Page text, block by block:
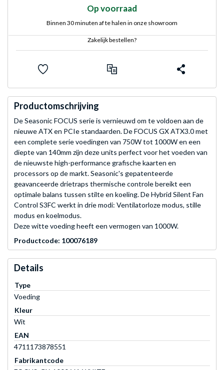
Op voorraad
Binnen 30 minuten af te halen in onze showroom
Zakelijk bestellen?
Productomschrijving
De Seasonic FOCUS serie is vernieuwd om te voldoen aan de
nieuwe ATX en PCIe standaarden. De FOCUS GX ATX3.0 met
een complete serie voedingen van 750W tot 1000W en een
diepte van 140mm zijn deze units perfect voor het voeden van
de nieuwste high-performance grafische kaarten en
processors op de markt. Seasonic's gepatenteerde
geavanceerde drietraps thermische controle bereikt een
optimale balans tussen stilte en koeling. De Hybrid Silent Fan
Control S3FC werkt in drie modi: Ventilatorloze modus, stille
modus en koelmodus.
Deze witte voeding heeft een vermogen van 1000W.
Productcode: 100076189
Details
Type
Voeding
Kleur
Wit
EAN
4711173878551
Fabrikantcode